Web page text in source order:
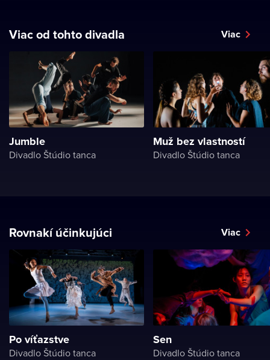
Viac od tohto divadla Viac
Jumble
Divadlo Štúdio tanca
Muž bez vlastností
Divadlo Štúdio tanca
Rovnakí účinkujúci Viac
Po víťazstve
Divadlo Štúdio tanca
Sen
Divadlo Štúdio tanca